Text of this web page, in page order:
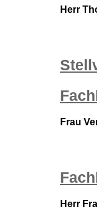
Herr
Frau
Herr